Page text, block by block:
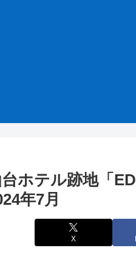
ホテル跡地「
年7月
X